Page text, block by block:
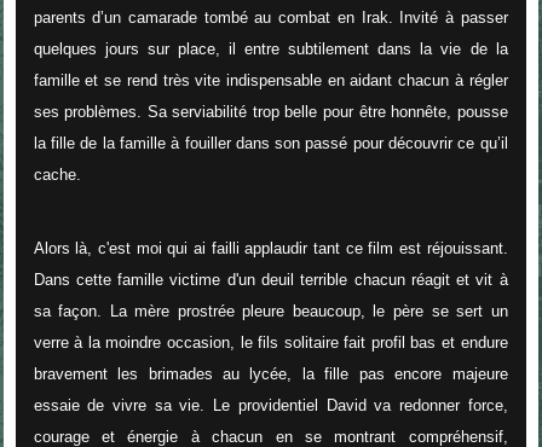
parents d’un camarade tombé au combat en Irak. Invité à passer
quelques jours sur place, il entre subtilement dans la vie de la
famille et se rend très vite indispensable en aidant chacun à régler
ses problèmes. Sa serviabilité trop belle pour être honnête, pousse
la fille de la famille à fouiller dans son passé pour découvrir ce qu’il
cache.
Alors là, c'est moi qui ai failli applaudir tant ce film est réjouissant.
Dans cette famille victime d'un deuil terrible chacun réagit et vit à
sa façon. La mère prostrée pleure beaucoup, le père se sert un
verre à la moindre occasion, le fils solitaire fait profil bas et endure
bravement les brimades au lycée, la fille pas encore majeure
essaie de vivre sa vie. Le providentiel David va redonner force,
courage et énergie à chacun en se montrant compréhensif,